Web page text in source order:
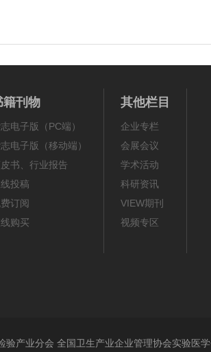
籍刊物
电子版（PC端）
电子版（移动端）
书、行业报告
投稿
订阅
购买
其他栏目
企业专栏
会展会议
学术活动
科研资讯
VIEW期刊
视频专区
验产业分会 全国卫生产业企业管理协会实验医